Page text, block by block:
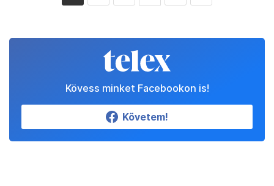
Kövess minket Facebookon is!
Követem!